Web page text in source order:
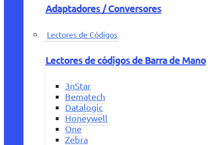
Adaptadores / Conversores
Lectores de Códigos
Lectores de códigos de Barra de Mano
3nStar
Bematech
Datalogic
Honeywell
One
Zebra